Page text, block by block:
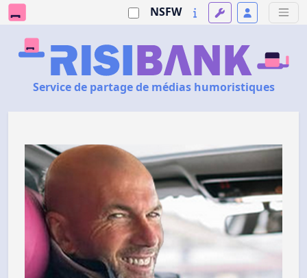
NSFW
Service de partage de médias humoristiques